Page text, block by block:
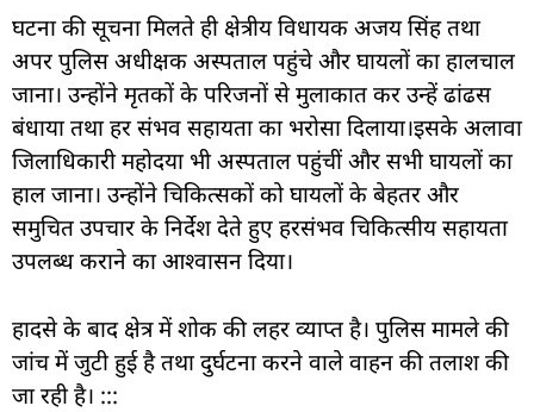
घटना की सूचना मिलते ही क्षेत्रीय विधायक अजय सिंह तथा
अपर पुलिस अधीक्षक अस्पताल पहुंचे और घायलों का हालचाल
जाना। उन्होंने मृतकों के परिजनों से मुलाकात कर उन्हें ढांढस
बंधाया तथा हर संभव सहायता का भरोसा दिलाया।इसके अलावा
जिलाधिकारी महोदया भी अस्पताल पहुंचीं और सभी घायलों का
हाल जाना। उन्होंने चिकित्सकों को घायलों के बेहतर और
समुचित उपचार के निर्देश देते हुए हरसंभव चिकित्सीय सहायता
उपलब्ध कराने का आश्वासन दिया।
हादसे के बाद क्षेत्र में शोक की लहर व्याप्त है। पुलिस मामले की
जांच में जुटी हुई है तथा दुर्घटना करने वाले वाहन की तलाश की
जा रही है। :::